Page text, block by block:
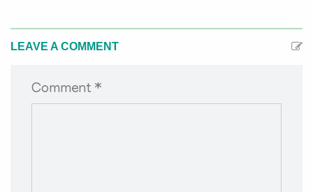
LEAVE A COMMENT
Comment *